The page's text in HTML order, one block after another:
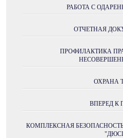
РАБОТА С
ОТЧЕТНАЯ
ПРОФИЛАКТИКА
ОХРАНА
ВПЕРЕД К
КОМПЛЕКСНАЯ